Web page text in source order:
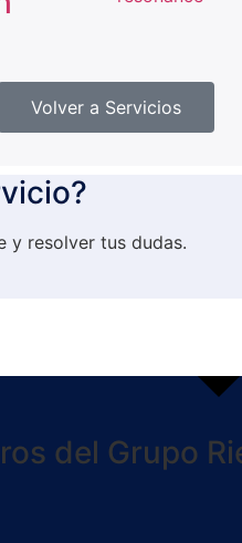
Volver a Servicios
y resolver tus dudas.
del Grupo